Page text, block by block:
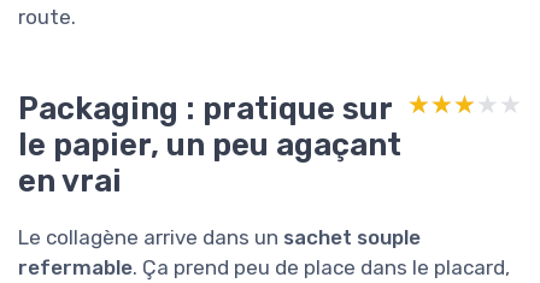
route.
Packaging : pratique sur
le papier, un peu agaçant
en vrai
★★★★★
★★★★★
Le collagène arrive dans un sachet souple
refermable. Ça prend peu de place dans le placard,